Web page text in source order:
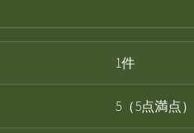
1件
5（5点満点）